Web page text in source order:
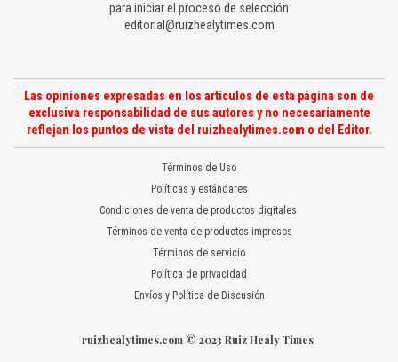
para iniciar el proceso de selección
editorial@ruizhealytimes.com
Las opiniones expresadas en los artículos de esta página son de
exclusiva responsabilidad de sus autores y no necesariamente
reflejan los puntos de vista del ruizhealytimes.com o del Editor.
Términos de Uso
Políticas y estándares
Condiciones de venta de productos digitales
Términos de venta de productos impresos
Términos de servicio
Política de privacidad
Envíos y Política de Discusión
ruizhealytimes.com © 2023 Ruiz Healy Times